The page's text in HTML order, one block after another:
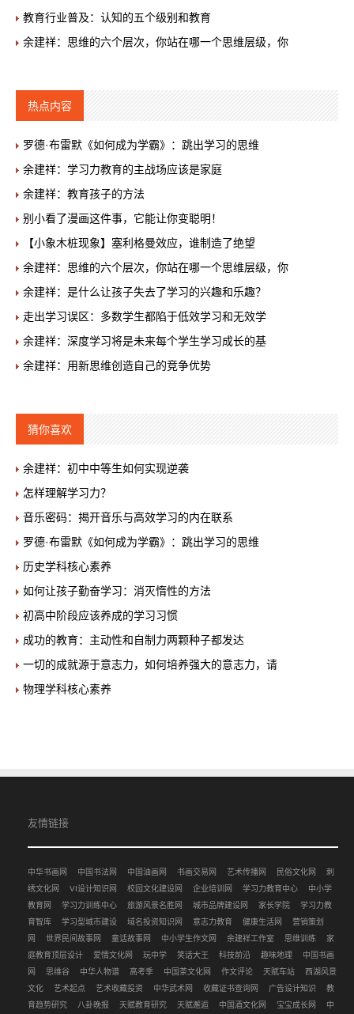
教育行业普及：认知的五个级别和教育
余建祥：思维的六个层次，你站在哪一个思维层级，你
热点内容
罗德·布雷默《如何成为学霸》：跳出学习的思维
余建祥：学习力教育的主战场应该是家庭
余建祥：教育孩子的方法
别小看了漫画这件事，它能让你变聪明！
【小象木桩现象】塞利格曼效应，谁制造了绝望
余建祥：思维的六个层次，你站在哪一个思维层级，你
余建祥：是什么让孩子失去了学习的兴趣和乐趣？
走出学习误区：多数学生都陷于低效学习和无效学
余建祥：深度学习将是未来每个学生学习成长的基
余建祥：用新思维创造自己的竞争优势
猜你喜欢
余建祥：初中中等生如何实现逆袭
怎样理解学习力？
音乐密码：揭开音乐与高效学习的内在联系
罗德·布雷默《如何成为学霸》：跳出学习的思维
历史学科核心素养
如何让孩子勤奋学习：消灭惰性的方法
初高中阶段应该养成的学习习惯
成功的教育：主动性和自制力两颗种子都发达
一切的成就源于意志力，如何培养强大的意志力，请
物理学科核心素养
友情链接
中华书画网 中国书法网 中国油画网 书画交易网 艺术传播网 民俗文化网
刺
绣文化网
VI设计知识网 校园文化建设网 企业培训网 学习力教育中心
中小学
教育网
学习力训练中心 旅游风景名胜网 城市品牌建设网 家长学院
学习力教
育智库
学习型城市建设 域名投资知识网 意志力教育 健康生活网
营销策划
网
世界民间故事网 童话故事网 中小学生作文网 余建祥工作室 思维训练
家
庭教育顶层设计
爱情文化网 玩中学 笑话大王 科技前沿 趣味地理
中国书画
网
思维谷 中华人物谱 高考季 中国茶文化网 作文评论 天赋车站
西湖风景
文化
艺术起点 艺术收藏投资 中华武术网 收藏证书查询网 广告设计知识
教
育趋势研究
八卦晚报 天赋教育研究 天赋邂逅 中国酒文化网 宝宝成长网 中